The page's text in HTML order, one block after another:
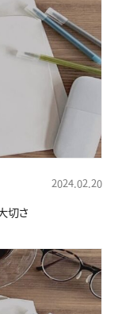
2024.02.20
切さ